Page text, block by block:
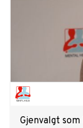
Gjenvalgt